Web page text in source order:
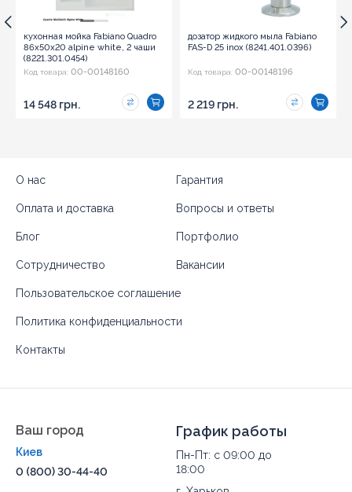
кухонная мойка Fabiano Quadro
86x50x20 alpine white, 2 чаши
(8221.301.0454)
Код товара: 00-00148160
14 548 грн.
дозатор жидкого мыла Fabiano
FAS-D 25 inox (8241.401.0396)
Код товара: 00-00148196
2 219 грн.
О нас Гарантия
Оплата и доставка Вопросы и ответы
Блог Портфолио
Сотрудничество Вакансии
Пользовательское соглашение
Политика конфиденциальности
Контакты
Ваш город
Киев
0 (800) 30-44-40
График работы
Пн-Пт: с 09:00 до
18:00